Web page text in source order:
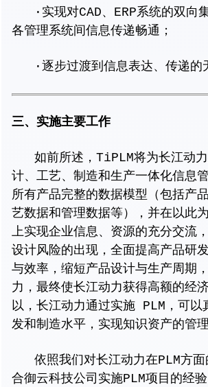
·实现对CAD、ERP系统的双向
各管理系统间信息传递畅通；
·逐步过渡到信息表达、传递的
三、实施主要工作
如前所述，TiPLM将为长江动力
计、工艺、制造和生产一体化信息
所有产品完整的数据模型（包括产
艺数据和管理数据等），并在以此
上实现企业信息、资源的充分交流
设计风险的出现，全面提高产品研
与效率，缩短产品设计与生产周期
力，最终使长江动力获得高额的经
以，长江动力通过实施 PLM，可以
发和制造水平，实现知识资产的管理
依照我们对长江动力在PLM方面
合御云科技公司实施PLM项目的经